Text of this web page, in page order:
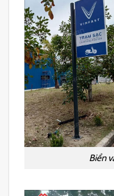
Biển